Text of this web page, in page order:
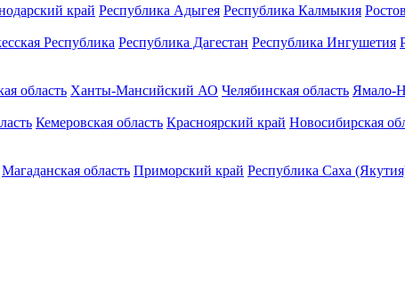
край Республика Адыгея Республика Калмыкия
Республика Республика Дагестан Республика Ингушетия
область Ханты-Мансийский АО Челябинская область Ямало-
Кемеровская область Красноярский край Новосибирская
Магаданская область Приморский край Республика Саха